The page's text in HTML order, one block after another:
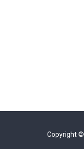
Copyright ©